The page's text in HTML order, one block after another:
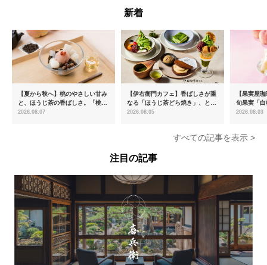
新着
【夏から秋へ】桃のやさしい甘み
と、ほうじ茶の香ばしさ。「桃と
ほうじ茶のあんみつ」を8月中旬
2026.08.07
【伊右衛門カフェ】香ばしさが重
なる「ほうじ茶どら焼き」、とろ
ける「宇治抹茶ティラミス」が新
2026.08.05
【果実屋
旬果実「
限定販売
2026.08.03
すべての記事を表示 >
注目の記事